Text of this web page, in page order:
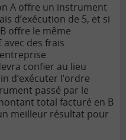
A offre un instrument
d’exécution de 5, et si
offre le même
des frais
confier au lieu
d’exécuter l’ordre
passé par le
total facturé en B
meilleur résultat pour